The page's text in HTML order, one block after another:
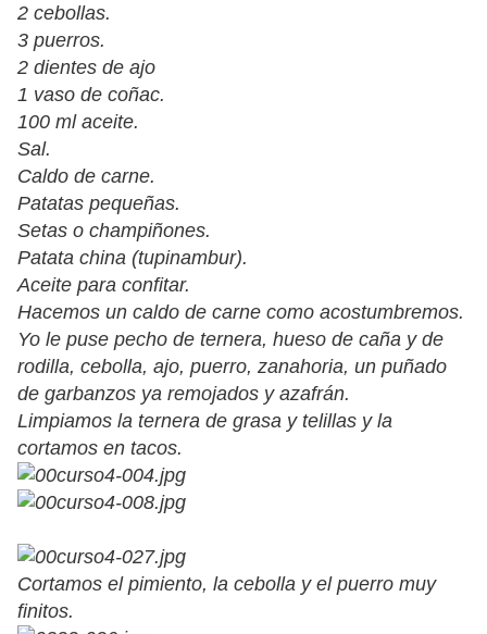
2 cebollas.
3 puerros.
2 dientes de ajo
1 vaso de coñac.
100 ml aceite.
Sal.
Caldo de carne.
Patatas pequeñas.
Setas o champiñones.
Patata china (tupinambur).
Aceite para confitar.
Hacemos un caldo de carne como acostumbremos.
Yo le puse pecho de ternera, hueso de caña y de
rodilla, cebolla, ajo, puerro, zanahoria, un puñado
de garbanzos ya remojados y azafrán.
Limpiamos la ternera de grasa y telillas y la
cortamos en tacos.
Cortamos el pimiento, la cebolla y el puerro muy
finitos.